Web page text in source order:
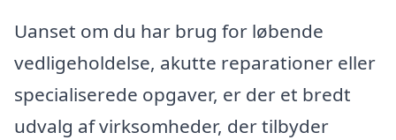
Uanset om du har brug for løbende
vedligeholdelse, akutte reparationer eller
specialiserede opgaver, er der et bredt
udvalg af virksomheder, der tilbyder